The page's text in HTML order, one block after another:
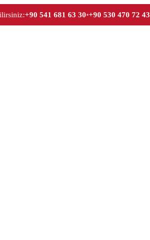
+90 541 681 63 30•+90 530 470 72 43